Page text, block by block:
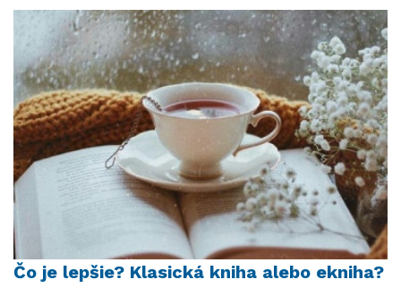
Čo je lepšie? Klasická kniha alebo ekniha?